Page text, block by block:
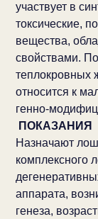
участвует в
токсические,
вещества,
свойствами.
теплокровных
относится к
генно-
ПОКАЗАНИЯ
Назначают
комплексного
аппарата,
генеза,